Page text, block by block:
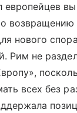
европейцев
возвращению
нового
Рим не
всех без